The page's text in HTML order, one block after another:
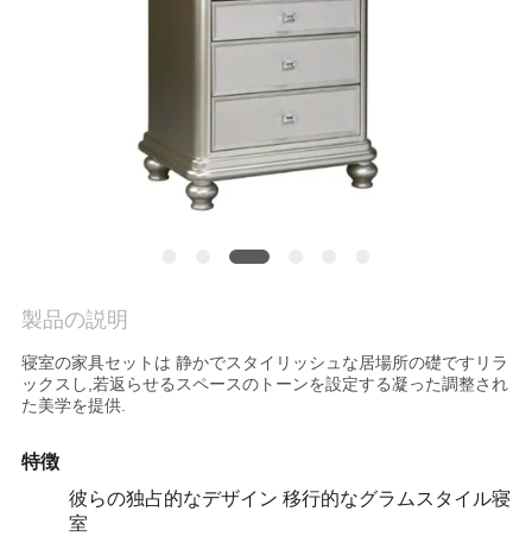
い
合
わ
せ
製品の説明
寝室の家具セットは 静かでスタイリッシュな居場所の礎ですリラ
ックスし,若返らせるスペースのトーンを設定する凝った調整され
た美学を提供.
特徴
彼らの独占的なデザイン 移行的なグラムスタイル寝
室